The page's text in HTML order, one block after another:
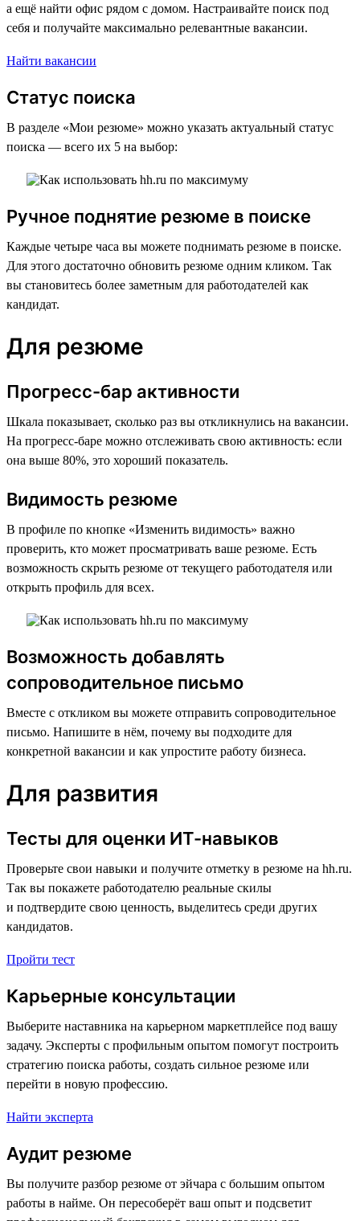
а ещё найти офис рядом с домом. Настраивайте поиск под
себя и получайте максимально релевантные вакансии.
Найти вакансии
Статус поиска
В разделе «Мои резюме» можно указать актуальный статус
поиска — всего их 5 на выбор:
Ручное поднятие резюме в поиске
Каждые четыре часа вы можете поднимать резюме в поиске.
Для этого достаточно обновить резюме одним кликом. Так
вы становитесь более заметным для работодателей как
кандидат.
Для резюме
Прогресс-бар активности
Шкала показывает, сколько раз вы откликнулись на вакансии.
На прогресс-баре можно отслеживать свою активность: если
она выше 80%, это хороший показатель.
Видимость резюме
В профиле по кнопке «Изменить видимость» важно
проверить, кто может просматривать ваше резюме. Есть
возможность скрыть резюме от текущего работодателя или
открыть профиль для всех.
Возможность добавлять
сопроводительное письмо
Вместе с откликом вы можете отправить сопроводительное
письмо. Напишите в нём, почему вы подходите для
конкретной вакансии и как упростите работу бизнеса.
Для развития
Тесты для оценки ИТ-навыков
Проверьте свои навыки и получите отметку в резюме на hh.ru.
Так вы покажете работодателю реальные скилы
и подтвердите свою ценность, выделитесь среди других
кандидатов.
Пройти тест
Карьерные консультации
Выберите наставника на карьерном маркетплейсе под вашу
задачу. Эксперты с профильным опытом помогут построить
стратегию поиска работы, создать сильное резюме или
перейти в новую профессию.
Найти эксперта
Аудит резюме
Вы получите разбор резюме от эйчара с большим опытом
работы в найме. Он пересоберёт ваш опыт и подсветит